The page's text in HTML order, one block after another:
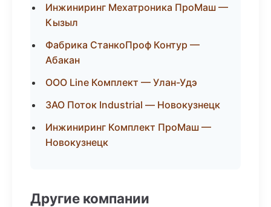
Инжиниринг Мехатроника ПроМаш —
Кызыл
Фабрика СтанкоПроф Контур —
Абакан
ООО Line Комплект — Улан-Удэ
ЗАО Поток Industrial — Новокузнецк
Инжиниринг Комплект ПроМаш —
Новокузнецк
Другие компании